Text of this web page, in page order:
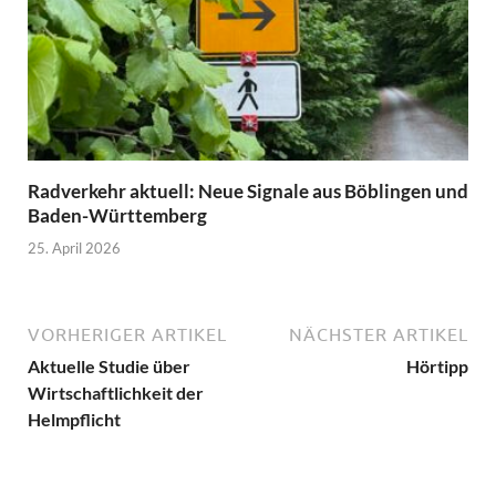
Radverkehr aktuell: Neue Signale aus Böblingen und
Baden-Württemberg
25. April 2026
VORHERIGER ARTIKEL
Aktuelle Studie über
Wirtschaftlichkeit der
Helmpflicht
NÄCHSTER ARTIKEL
Hörtipp